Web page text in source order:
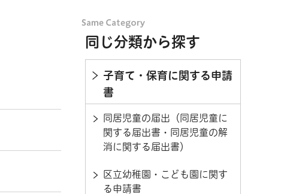
同じ分類から探す
子育て・保育に関する申請
書
同居児童の届出（同居児童に
関する届出書・同居児童の解
消に関する届出書）
区立幼稚園・こども園に関す
る申請書